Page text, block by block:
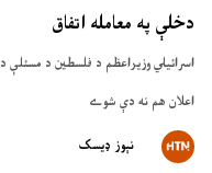
دخلې په معامله اتفاق
اسرائيلي وزيراعظم د فلسطين د
اعلان هم نه دې شوے
نېوز ډیسک